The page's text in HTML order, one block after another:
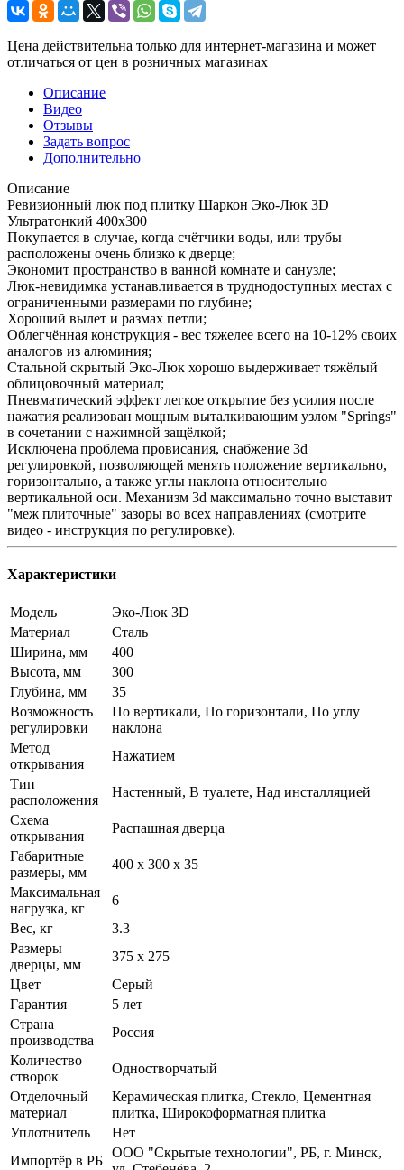
Цена действительна только для интернет-магазина и может
отличаться от цен в розничных магазинах
Описание
Видео
Отзывы
Задать вопрос
Дополнительно
Описание
Ревизионный люк под плитку Шаркон Эко-Люк 3D
Ультратонкий 400х300
Покупается в случае, когда счётчики воды, или трубы
расположены очень близко к дверце;
Экономит пространство в ванной комнате и санузле;
Люк-невидимка устанавливается в труднодоступных местах с
ограниченными размерами по глубине;
Хороший вылет и размах петли;
Облегчённая конструкция - вес тяжелее всего на 10-12% своих
аналогов из алюминия;
Стальной скрытый Эко-Люк хорошо выдерживает тяжёлый
облицовочный материал;
Пневматический эффект легкое открытие без усилия после
нажатия реализован мощным выталкивающим узлом "Springs"
в сочетании с нажимной защёлкой;
Исключена проблема провисания, снабжение 3d
регулировкой, позволяющей менять положение вертикально,
горизонтально, а также углы наклона относительно
вертикальной оси. Механизм 3d максимально точно выставит
"меж плиточные" зазоры во всех направлениях (смотрите
видео - инструкция по регулировке).
Характеристики
Модель
Эко-Люк 3D
Материал
Сталь
Ширина, мм
400
Высота, мм
300
Глубина, мм
35
Возможность
регулировки
По вертикали, По горизонтали, По углу
наклона
Метод
открывания
Нажатием
Тип
расположения
Настенный, В туалете, Над инсталляцией
Схема
открывания
Распашная дверца
Габаритные
размеры, мм
400 x 300 x 35
Максимальная
нагрузка, кг
6
Вес, кг
3.3
Размеры
дверцы, мм
375 х 275
Цвет
Серый
Гарантия
5 лет
Страна
производства
Россия
Количество
створок
Одностворчатый
Отделочный
материал
Керамическая плитка, Стекло, Цементная
плитка, Широкоформатная плитка
Уплотнитель
Нет
Импортёр в РБ
ООО "Скрытые технологии", РБ, г. Минск,